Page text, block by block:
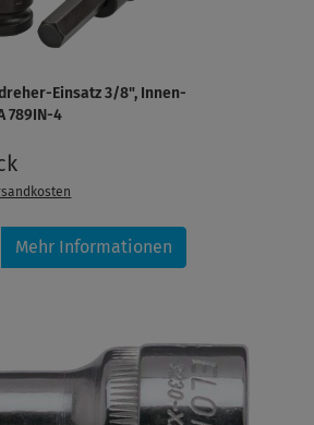
Einsatz 3/8", Innen-
789IN-4
Mehr Informationen